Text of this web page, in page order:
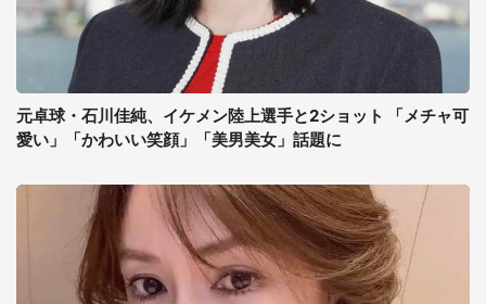
元卓球・石川佳純、イケメン陸上選手と2ショット 「メチャ可
愛い」「かわいい笑顔」「美男美女」話題に